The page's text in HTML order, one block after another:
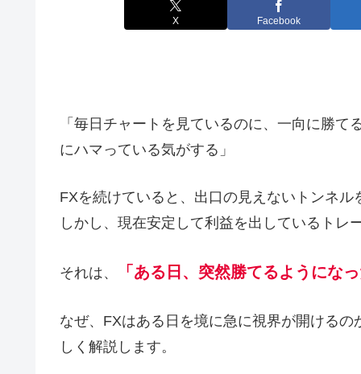
X Facebook
「毎日チャートを見ているのに、一向に勝
にハマっている気がする」
FXを続けていると、出口の見えないトンネ
しかし、現在安定して利益を出しているト
それは、 「ある日、突然勝てるようにな
なぜ、FXはある日を境に急に視界が開ける
しく解説します。